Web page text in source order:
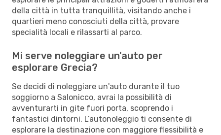
della città in tutta tranquillità, visitando anche i
quartieri meno conosciuti della città, provare
specialità locali e rilassarti al parco.
Mi serve noleggiare un'auto per
esplorare Grecia?
Se decidi di noleggiare un'auto durante il tuo
soggiorno a Salonicco, avrai la possibilità di
avventurarti in gite fuori porta, scoprendo i
fantastici dintorni. L’autonoleggio ti consente di
esplorare la destinazione con maggiore flessibilità e